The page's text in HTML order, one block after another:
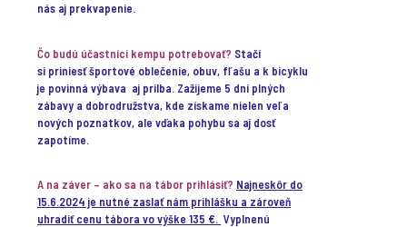
nás aj prekvapenie.
Čo budú účastníci kempu potrebovať? Stačí
si priniesť športové oblečenie, obuv, fľašu a k bicyklu
je povinná výbava aj prilba. Zažijeme 5 dní plných
zábavy a dobrodružstva, kde získame nielen veľa
nových poznatkov, ale vďaka pohybu sa aj dosť
zapotíme.
A na záver – ako sa na tábor prihlásiť? Najneskôr do
15.6.2024 je nutné zaslať nám prihlášku a zároveň
uhradiť cenu tábora vo výške 135 €. Vyplnenú